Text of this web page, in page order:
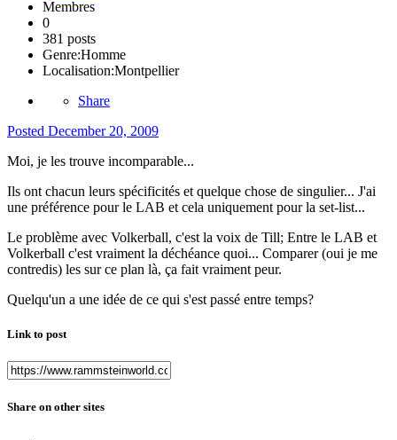
Membres
0
381 posts
Genre:Homme
Localisation:Montpellier
Share
Posted December 20, 2009
Moi, je les trouve incomparable...
Ils ont chacun leurs spécificités et quelque chose de singulier... J'ai
une préférence pour le LAB et cela uniquement pour la set-list...
Le problème avec Volkerball, c'est la voix de Till; Entre le LAB et
Volkerball c'est vraiment la déchéance quoi... Comparer (oui je me
contredis) les sur ce plan là, ça fait vraiment peur.
Quelqu'un a une idée de ce qui s'est passé entre temps?
Link to post
Share on other sites